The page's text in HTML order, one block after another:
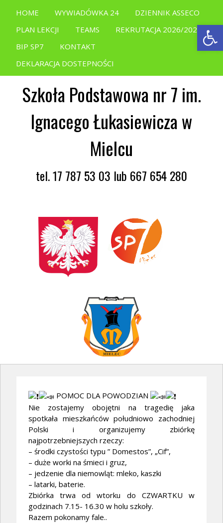
HOME WYWIADÓWKA 24
DZIENNIK ASSECO
PLAN LEKCJI
TEAMS
REKRUTACJA 2026/2027
BIP SP7
KONTAKT
DEKLARACJA DOSTEPNOŚCI
Szkoła Podstawowa nr 7 im.
Ignacego Łukasiewicza w
Mielcu
tel. 17 787 53 03 lub 667 654 280
POMOC DLA POWODZIAN
Nie zostajemy obojętni na tragedię jaka
spotkała mieszkańców południowo zachodniej
Polski i organizujemy zbiórkę
najpotrzebniejszych rzeczy:
– środki czystości typu ” Domestos”, „Cif”,
– duże worki na śmieci i gruz,
– jedzenie dla niemowląt: mleko, kaszki
– latarki, baterie.
Zbiórka trwa od wtorku do CZWARTKU w
godzinach 7.15- 16.30 w holu szkoły.
Razem pokonamy fale..